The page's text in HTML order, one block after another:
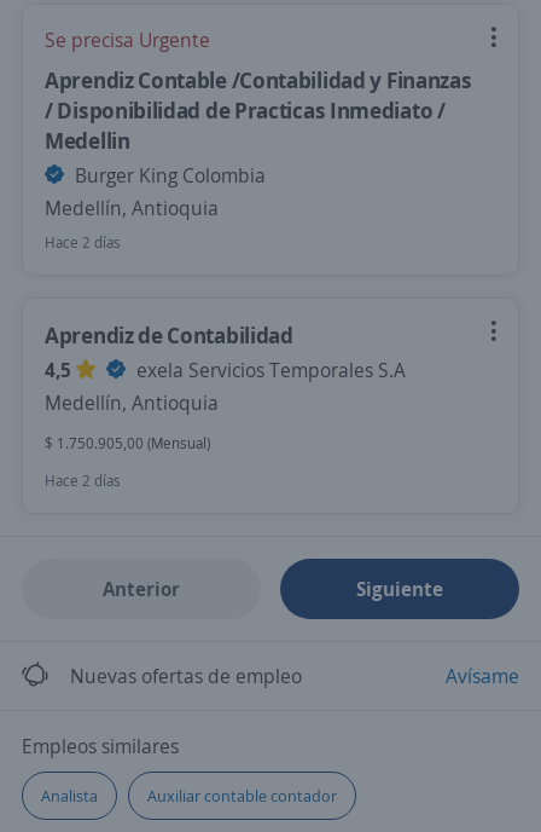
Se precisa Urgente
Aprendiz Contable /Contabilidad y Finanzas
/ Disponibilidad de Practicas Inmediato /
Medellin
Burger King Colombia
Medellín, Antioquia
Hace 2 días
Aprendiz de Contabilidad
4,5
exela Servicios Temporales S.A
Medellín, Antioquia
$ 1.750.905,00 (Mensual)
Hace 2 días
Anterior Siguiente
Nuevas ofertas de empleo Avísame
Empleos similares
Analista Auxiliar contable contador